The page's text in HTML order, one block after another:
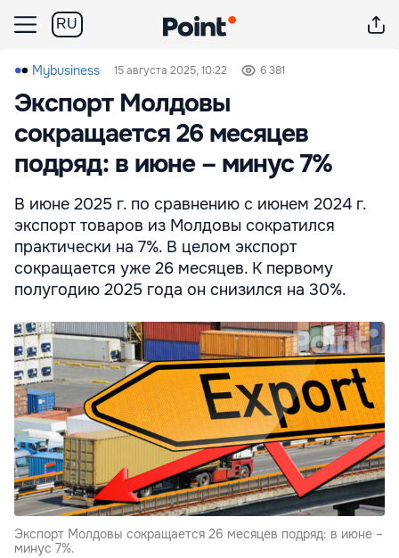
RU
Mybusiness 15 августа 2025, 10:22 6 381
Экспорт Молдовы
сокращается 26 месяцев
подряд: в июне – минус 7%
В июне 2025 г. по сравнению с июнем 2024 г.
экспорт товаров из Молдовы сократился
практически на 7%. В целом экспорт
сокращается уже 26 месяцев. К первому
полугодию 2025 года он снизился на 30%.
Экспорт Молдовы сокращается 26 месяцев подряд: в июне –
минус 7%.